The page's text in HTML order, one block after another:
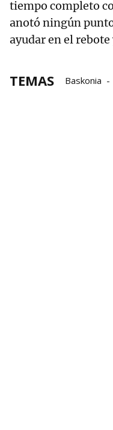
tiempo completo
anotó ningún
ayudar en el
TEMAS Baskonia